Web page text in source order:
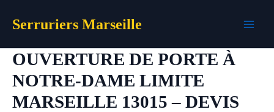
Serruriers Marseille
OUVERTURE DE PORTE À
NOTRE-DAME LIMITE
MARSEILLE 13015 – DEVIS